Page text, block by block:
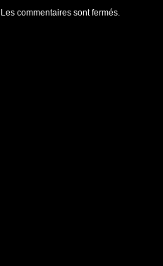
Les commentaires sont fermés.